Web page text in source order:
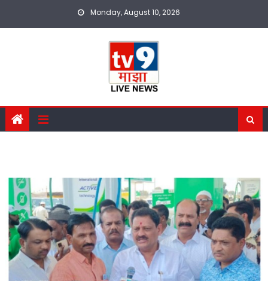
Monday, August 10, 2026